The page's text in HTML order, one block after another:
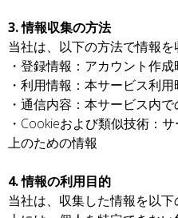
3. 情報収集の方法
当社は、以下の方法で情報を
・登録情報：アカウント作
・利用情報：本サービス利
・通信内容：本サービス内
・Cookieおよび類似技術：
上のための情報
4. 情報の利用目的
当社は、収集した情報を以